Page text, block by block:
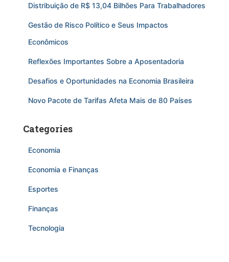
Distribuição de R$ 13,04 Bilhões Para Trabalhadores
Gestão de Risco Político e Seus Impactos
Econômicos
Reflexões Importantes Sobre a Aposentadoria
Desafios e Oportunidades na Economia Brasileira
Novo Pacote de Tarifas Afeta Mais de 80 Países
Categories
Economia
Economia e Finanças
Esportes
Finanças
Tecnologia